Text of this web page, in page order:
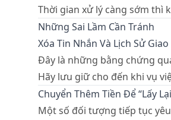
Thời gian xử lý càng sớm thì
Những Sai Lầm Cần Tránh
Xóa Tin Nhắn Và Lịch Sử
Đây là những bằng chứng
Hãy lưu giữ cho đến khi vụ
Chuyển Thêm Tiền Để “Lấy
Một số đối tượng tiếp tục